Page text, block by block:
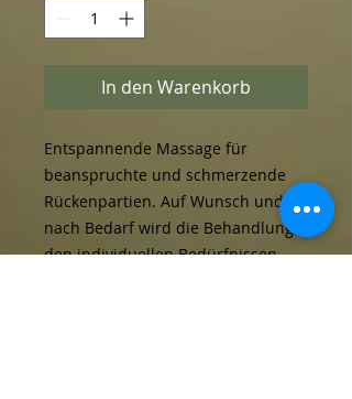
In den Warenkorb
Entspannende Massage für
beanspruchte und schmerzende
Rückenpartien. Auf Wunsch und
nach Bedarf wird die Behandlung
den individuellen Bedürfnissen